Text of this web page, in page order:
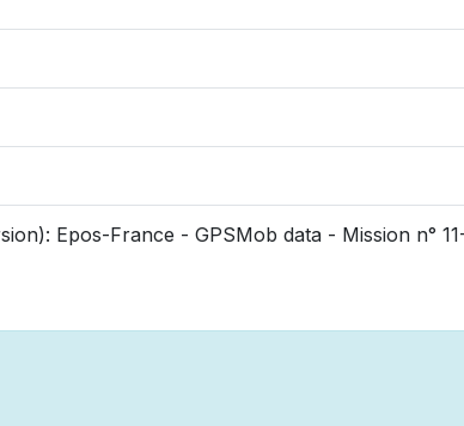
Epos-France - GPSMob data - Mission n°